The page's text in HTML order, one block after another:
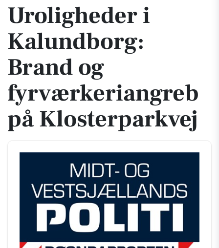
Uroligheder i
Kalundborg:
Brand og
fyrværkeriangreb
på Klosterparkvej